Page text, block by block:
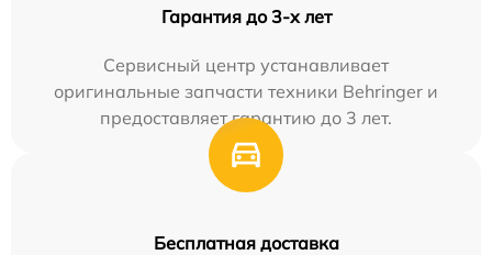
Гарантия до 3-х лет
Сервисный центр устанавливает
оригинальные запчасти техники Behringer и
предоставляет гарантию до 3 лет.
Бесплатная доставка